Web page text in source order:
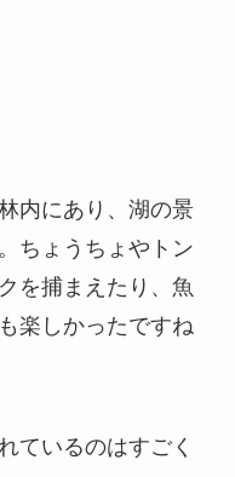
内にあり、湖の景
ちょうちょやトン
を捕まえたり、魚
楽しかったですね
ているのはすごく